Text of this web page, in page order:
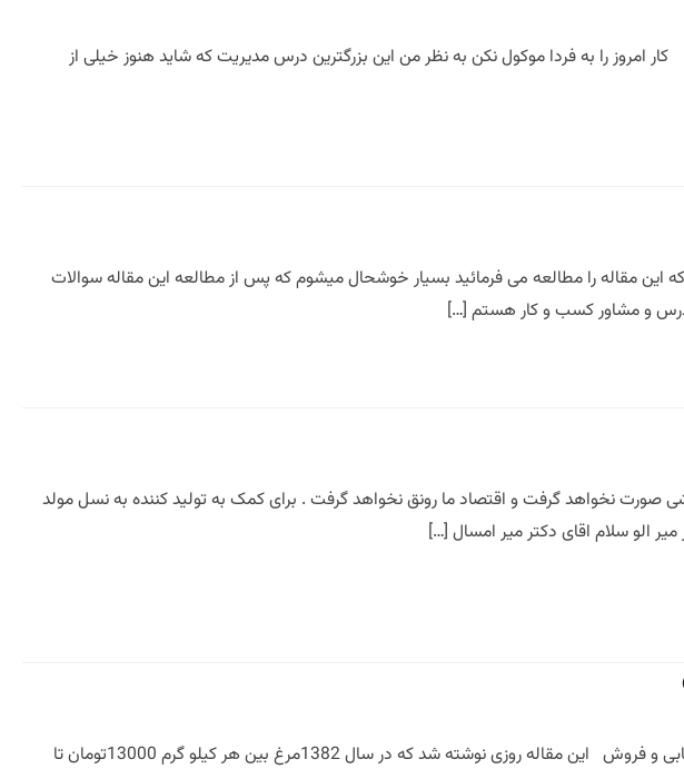
۱۰۰ نکته در یک کسب و کار کار امروز را به فردا موکول نکن به نظر من این بزرگترین درس مدیریت که شاید هنوز خیلی از
مقاله را مطالعه می فرمائید بسیار خوشحال میشوم که پس از مطالعه این مقاله سوالات
مدرس و مشاور کسب و کار هستم […]
نخواهد گرفت و اقتصاد ما رونق نخواهد گرفت . برای کمک به تولید کننده به نسل مولد
الو سلام اقای دکتر میر امسال […]
مشاوره در بازاریابی و فروش و برند سازی مرغ گوشتی قسمت اول مشاوره در بازاریابی و فروش این مقاله روزی نوشته شد که در سال 1382مرغ بین هر کیلو گرم 13000تومان تا